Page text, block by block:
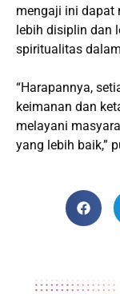
mengaji ini dapat
lebih disiplin dan
spiritualitas
“Harapannya,
keimanan dan
melayani
yang lebih baik,”